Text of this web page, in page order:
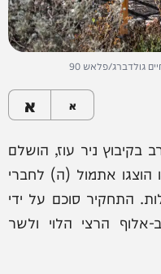
גולדברג/פלאש 90
א א
ניר עוז, הושלם
אתמול (ה) לחברי
התחקיר סוכם על ידי
הרצי הלוי ולשר